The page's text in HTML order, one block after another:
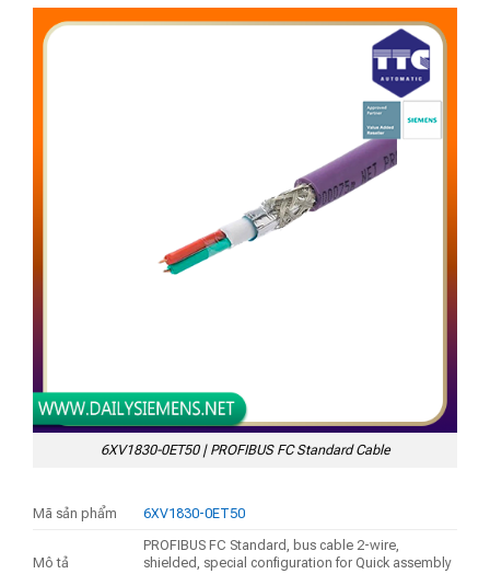
6XV1830-0ET50 | PROFIBUS FC Standard Cable
Mã sản phẩm 6XV1830-0ET50
Mô tả
PROFIBUS FC Standard, bus cable 2-wire,
shielded, special configuration for Quick assembly